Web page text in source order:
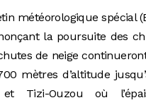
météorologique spécial
la poursuite des
de neige
mètres d’altitude
Tizi-Ouzou où